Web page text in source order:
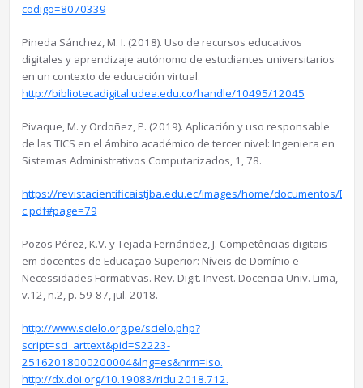
codigo=8070339
Pineda Sánchez, M. I. (2018). Uso de recursos educativos
digitales y aprendizaje autónomo de estudiantes universitarios
en un contexto de educación virtual.
http://bibliotecadigital.udea.edu.co/handle/10495/12045
Pivaque, M. y Ordoñez, P. (2019). Aplicación y uso responsable
de las TICS en el ámbito académico de tercer nivel: Ingeniera en
Sistemas Administrativos Computarizados, 1, 78.
https://revistacientificaistjba.edu.ec/images/home/documentos/
c.pdf#page=79
Pozos Pérez, K.V. y Tejada Fernández, J. Competências digitais
em docentes de Educação Superior: Níveis de Domínio e
Necessidades Formativas. Rev. Digit. Invest. Docencia Univ. Lima,
v.12, n.2, p. 59-87, jul. 2018.
http://www.scielo.org.pe/scielo.php?
script=sci_arttext&pid=S2223-
25162018000200004&lng=es&nrm=iso.
http://dx.doi.org/10.19083/ridu.2018.712.